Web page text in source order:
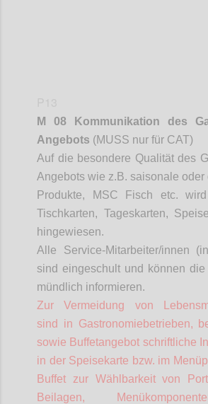
M 08 Kommunikation des
Angebots (MUSS nur für CAT)
Auf die besondere Qualität des
Angebots wie z.B. saisonale oder
Produkte, MSC Fisch etc.
Tischkarten, Tageskarten,
hingewiesen.
Alle Service-Mitarbeiter/innen
sind eingeschult und können die
mündlich informieren.
Zur Vermeidung von
sind in Gastronomiebetrieben,
sowie Buffetangebot schriftliche
in der Speisekarte bzw. im
Buffet zur Wählbarkeit von
Beilagen,